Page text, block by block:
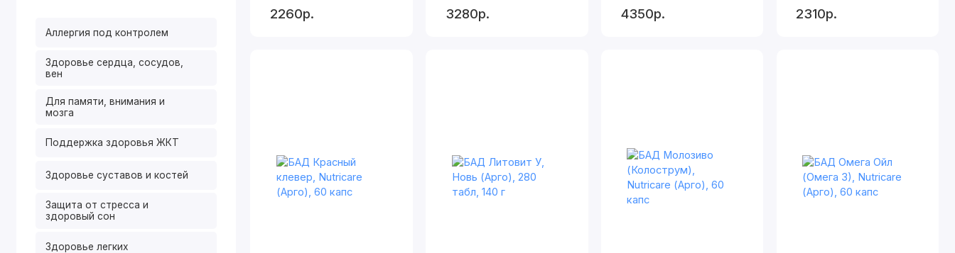
Аллергия под контролем
Здоровье сердца, сосудов,
вен
Для памяти, внимания и
мозга
Поддержка здоровья ЖКТ
Здоровье суставов и костей
Защита от стресса и
здоровый сон
Здоровье легких
2260р. 3280р. 4350р. 2310р.